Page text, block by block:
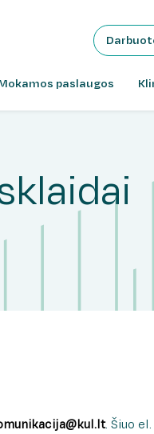
paslaugos
. Šiuo